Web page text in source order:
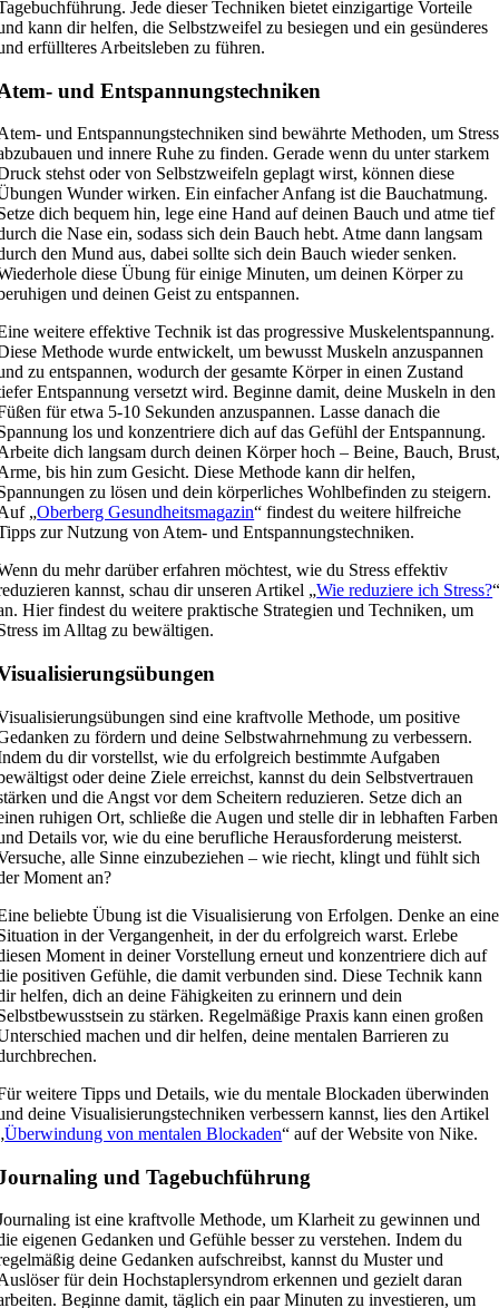
Jede dieser Techniken bietet einzigartige Vorteile
kann dir helfen, die Selbstzweifel zu besiegen und ein gesünderes
erfüllteres Arbeitsleben zu führen.
und Entspannungstechniken
und Entspannungstechniken sind bewährte Methoden, um Stress
und innere Ruhe zu finden. Gerade wenn du unter starkem
stehst oder von Selbstzweifeln geplagt wirst, können diese
Wunder wirken. Ein einfacher Anfang ist die Bauchatmung.
dich bequem hin, lege eine Hand auf deinen Bauch und atme tief
die Nase ein, sodass sich dein Bauch hebt. Atme dann langsam
den Mund aus, dabei sollte sich dein Bauch wieder senken.
diese Übung für einige Minuten, um deinen Körper zu
und deinen Geist zu entspannen.
weitere effektive Technik ist das progressive Muskelentspannung.
Methode wurde entwickelt, um bewusst Muskeln anzuspannen
zu entspannen, wodurch der gesamte Körper in einen Zustand
Entspannung versetzt wird. Beginne damit, deine Muskeln in den
für etwa 5-10 Sekunden anzuspannen. Lasse danach die
los und konzentriere dich auf das Gefühl der Entspannung.
dich langsam durch deinen Körper hoch – Beine, Bauch,
bis hin zum Gesicht. Diese Methode kann dir helfen,
zu lösen und dein körperliches Wohlbefinden zu steigern.
„Oberberg Gesundheitsmagazin“ findest du weitere hilfreiche
zur Nutzung von Atem- und Entspannungstechniken.
du mehr darüber erfahren möchtest, wie du Stress effektiv
kannst, schau dir unseren Artikel „Wie reduziere ich Stress?
Hier findest du weitere praktische Strategien und Techniken, um
im Alltag zu bewältigen.
sind eine kraftvolle Methode, um positive
zu fördern und deine Selbstwahrnehmung zu verbessern.
du dir vorstellst, wie du erfolgreich bestimmte Aufgaben
oder deine Ziele erreichst, kannst du dein Selbstvertrauen
und die Angst vor dem Scheitern reduzieren. Setze dich an
ruhigen Ort, schließe die Augen und stelle dir in lebhaften Farben
Details vor, wie du eine berufliche Herausforderung meisterst.
alle Sinne einzubeziehen – wie riecht, klingt und fühlt sich
Moment an?
beliebte Übung ist die Visualisierung von Erfolgen. Denke an eine
in der Vergangenheit, in der du erfolgreich warst. Erlebe
Moment in deiner Vorstellung erneut und konzentriere dich auf
positiven Gefühle, die damit verbunden sind. Diese Technik kann
helfen, dich an deine Fähigkeiten zu erinnern und dein
zu stärken. Regelmäßige Praxis kann einen großen
machen und dir helfen, deine mentalen Barrieren zu
weitere Tipps und Details, wie du mentale Blockaden überwinden
deine Visualisierungstechniken verbessern kannst, lies den Artikel
Überwindung von mentalen Blockaden“ auf der Website von Nike.
und Tagebuchführung
ist eine kraftvolle Methode, um Klarheit zu gewinnen und
eigenen Gedanken und Gefühle besser zu verstehen. Indem du
deine Gedanken aufschreibst, kannst du Muster und
für dein Hochstaplersyndrom erkennen und gezielt daran
Beginne damit, täglich ein paar Minuten zu investieren, um